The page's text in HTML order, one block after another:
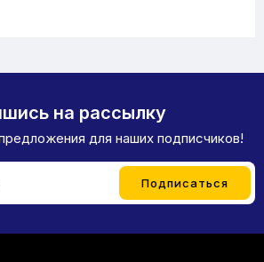
на рассылку
для наших подписчиков!